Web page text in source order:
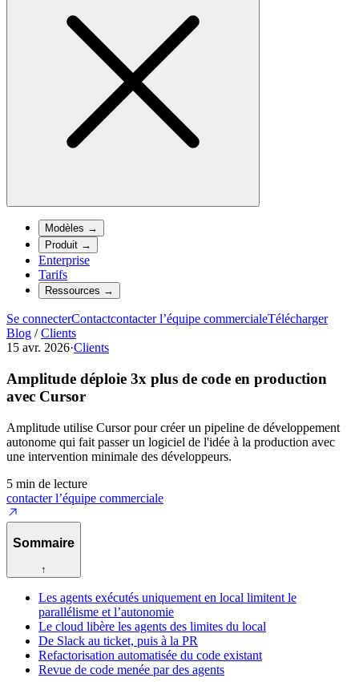
Modèles →
Produit →
Enterprise
Tarifs
Ressources →
Se connecterContactcontacter l’équipe commercialeTélécharger
Blog / Clients
15 avr. 2026·Clients
Amplitude déploie 3x plus de code en production
avec Cursor
Amplitude utilise Cursor pour créer un pipeline de développement
autonome qui fait passer un logiciel de l'idée à la production avec
une intervention minimale des développeurs.
5 min de lecture
contacter l’équipe commerciale
Sommaire
↑
Les agents exécutés uniquement en local limitent le
parallélisme et l’autonomie
Le cloud libère les agents des limites du local
De Slack au ticket, puis à la PR
Refactorisation automatisée du code existant
Revue de code menée par des agents